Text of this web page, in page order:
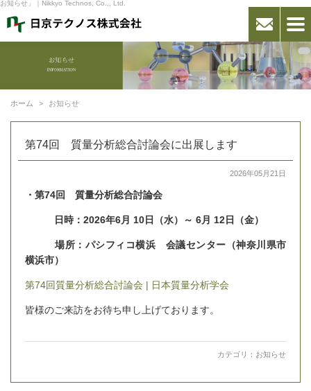
お知らせ」｜Nikkyo Technos, Co.,, Ltd.
ホーム お知らせ
第74回 質量分析総合討論会に出展します
2026年05月21日
・第74回 質量分析総合討論会
日時：2026年6月 10日（水）～ 6月 12日（金）
場所：パシフィコ横浜 会議センター（神奈川県市
横浜市）
第74回質量分析総合討論会 | 日本質量分析学会
皆様のご来訪をお待ち申し上げております。
カテゴリ： お知らせ